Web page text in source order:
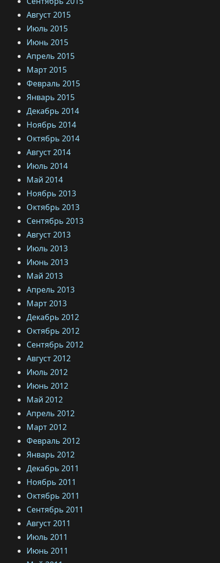
Август 2015
Июль 2015
Июнь 2015
Апрель 2015
Март 2015
Февраль 2015
Январь 2015
Декабрь 2014
Ноябрь 2014
Октябрь 2014
Август 2014
Июль 2014
Май 2014
Ноябрь 2013
Октябрь 2013
Сентябрь 2013
Август 2013
Июль 2013
Июнь 2013
Май 2013
Апрель 2013
Март 2013
Декабрь 2012
Октябрь 2012
Сентябрь 2012
Август 2012
Июль 2012
Июнь 2012
Май 2012
Апрель 2012
Март 2012
Февраль 2012
Январь 2012
Декабрь 2011
Ноябрь 2011
Октябрь 2011
Сентябрь 2011
Август 2011
Июль 2011
Июнь 2011